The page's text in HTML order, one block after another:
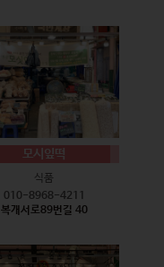
모시잎떡
식품
010-8968-4211
복개서로89번길 40